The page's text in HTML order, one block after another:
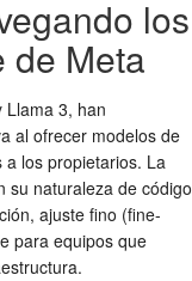
los
de Meta
Llama 3, han
al ofrecer modelos de
los propietarios. La
su naturaleza de código
ajuste fino (fine-
para equipos que